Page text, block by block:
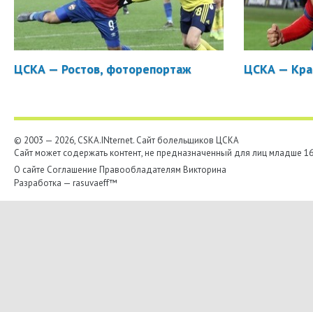
ЦСКА — Ростов, фоторепортаж ЦСКА —
© 2003 — 2026, CSKA.INternet. Cайт болельщиков ЦСКА
Сайт может содержать контент, не предназначенный для лиц младше
О сайте Соглашение Правообладателям Викторина
Разработка — rasuvaeff™